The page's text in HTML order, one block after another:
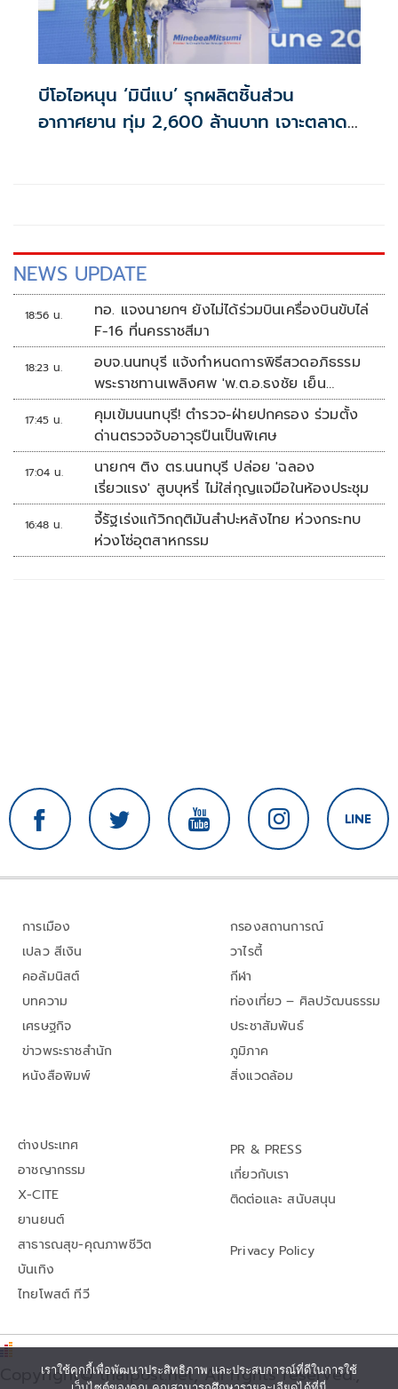
บีโอไอหนุน ‘มินีแบ’ รุกผลิตชิ้นส่วน
อากาศยาน ทุ่ม 2,600 ล้านบาท เจาะตลาด
NEWS UPDATE
18:56 น.
ทอ. แจงนายกฯ ยังไม่ได้ร่วมบินเครื่องบินขับไล่
F-16 ที่นครราชสีมา
18:23 น.
อบจ.นนทบุรี แจ้งกำหนดการพิธีสวดอภิธรรม
พระราชทานเพลิงศพ 'พ.ต.อ.ธงชัย เย็น
ประเสริฐ'
17:45 น.
คุมเข้มนนทบุรี! ตำรวจ-ฝ่ายปกครอง ร่วมตั้ง
ด่านตรวจจับอาวุธปืนเป็นพิเศษ
17:04 น.
นายกฯ ติง ตร.นนทบุรี ปล่อย 'ฉลอง
เรี่ยวแรง' สูบบุหรี่ ไม่ใส่กุญแจมือในห้องประชุม
16:48 น.
จี้รัฐเร่งแก้วิกฤติมันสำปะหลังไทย ห่วงกระทบ
ห่วงโซ่อุตสาหกรรม
การเมือง
เปลว สีเงิน
คอลัมนิสต์
บทความ
เศรษฐกิจ
ข่าวพระราชสำนัก
หนังสือพิมพ์
กรองสถานการณ์
วาไรตี้
กีฬา
ท่องเที่ยว – ศิลปวัฒนธรรม
ประชาสัมพันธ์
ภูมิภาค
สิ่งแวดล้อม
ต่างประเทศ
อาชญากรรม
X-CITE
ยานยนต์
สาธารณสุข-คุณภาพชีวิต
บันเทิง
ไทยโพสต์ ทีวี
PR & PRESS
เกี่ยวกับเรา
ติดต่อและ สนับสนุน
Privacy Policy
Copyright© thaipost.net, All rights reserved.,
เราใช้คุกกี้เพื่อพัฒนาประสิทธิภาพ และประสบการณ์ที่ดีในการใช้